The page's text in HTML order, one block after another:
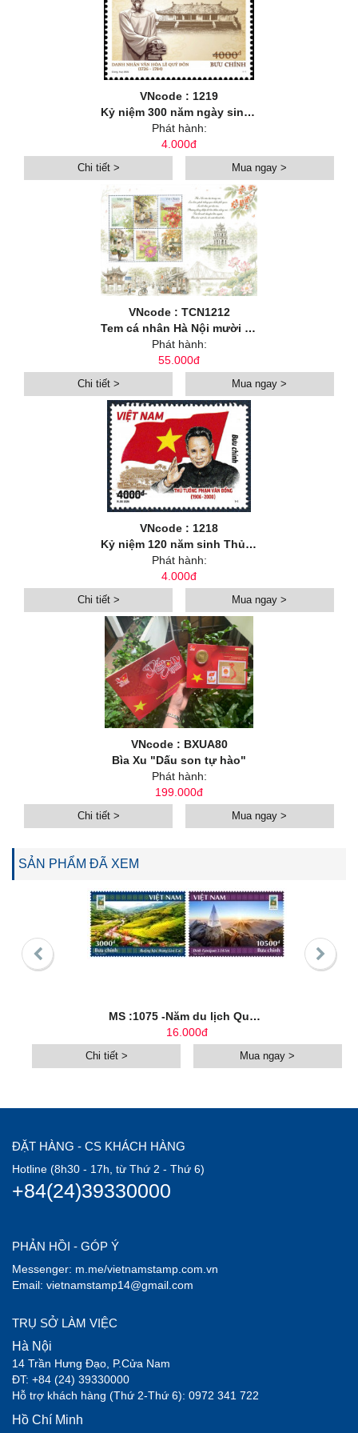
VNcode : 1219
Kỷ niệm 300 năm ngày sinh danh nhân văn hoá Lê Quý Đôn (1726-2026)
Phát hành:
4.000đ
Chi tiết > Mua ngay >
VNcode : TCN1212
Tem cá nhân Hà Nội mười hai mùa hoa: Hoa mùa hạ
Phát hành:
55.000đ
Chi tiết > Mua ngay >
VNcode : 1218
Kỷ niệm 120 năm sinh Thủ tướng Phạm Văn Đồng (1906-2026)
Phát hành:
4.000đ
Chi tiết > Mua ngay >
VNcode : BXUA80
Bìa Xu "Dấu son tự hào"
Phát hành:
199.000đ
Chi tiết > Mua ngay >
SẢN PHẨM ĐÃ XEM
MS :1075 -Năm du lịch Quốc gia 2017 - Lào Cai Tây Bắc
16.000đ
Chi tiết > Mua ngay >
ĐẶT HÀNG - CS KHÁCH HÀNG
Hotline (8h30 - 17h, từ Thứ 2 - Thứ 6)
+84(24)39330000
PHẢN HỒI - GÓP Ý
Messenger: m.me/vietnamstamp.com.vn
Email: vietnamstamp14@gmail.com
TRỤ SỞ LÀM VIỆC
Hà Nội
14 Trần Hưng Đạo, P.Cửa Nam
ĐT: +84 (24) 39330000
Hỗ trợ khách hàng (Thứ 2-Thứ 6): 0972 341 722
Hồ Chí Minh